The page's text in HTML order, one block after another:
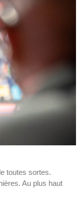
toutes sortes.
Au plus haut